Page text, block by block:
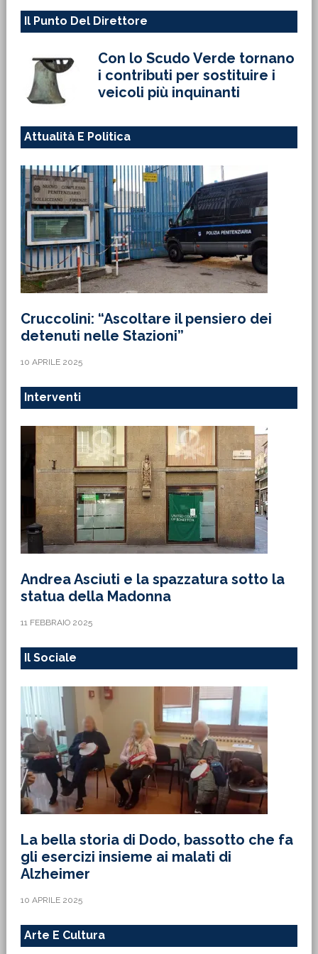
Il Punto Del Direttore
Con lo Scudo Verde tornano
i contributi per sostituire i
veicoli più inquinanti
Attualità E Politica
Cruccolini: “Ascoltare il pensiero dei
detenuti nelle Stazioni”
10 APRILE 2025
Interventi
Andrea Asciuti e la spazzatura sotto la
statua della Madonna
11 FEBBRAIO 2025
Il Sociale
La bella storia di Dodo, bassotto che fa
gli esercizi insieme ai malati di
Alzheimer
10 APRILE 2025
Arte E Cultura